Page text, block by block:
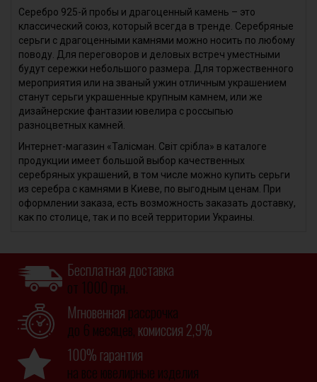
Серебро 925-й пробы и драгоценный камень – это
классический союз, который всегда в тренде. Серебряные
серьги с драгоценными камнями можно носить по любому
поводу. Для переговоров и деловых встреч уместными
будут сережки небольшого размера. Для торжественного
мероприятия или на званый ужин отличным украшением
станут серьги украшенные крупным камнем, или же
дизайнерские фантазии ювелира с россыпью
разноцветных камней.
Интернет-магазин «Талісман. Світ срібла» в каталоге
продукции имеет большой выбор качественных
серебряных украшений, в том числе можно купить серьги
из серебра с камнями в Киеве, по выгодным ценам. При
оформлении заказа, есть возможность заказать доставку,
как по столице, так и по всей территории Украины.
Бесплатная доставка
от 1000 грн.
Мгновенная рассрочка
до 6 месяцев, комиссия 2,9%
100% гарантия
на все ювелирные изделия